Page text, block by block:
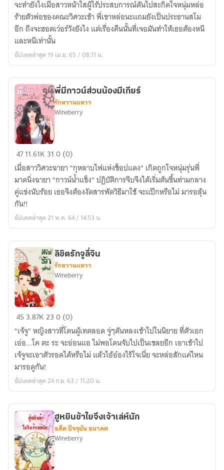
(มี
ebook)
จะทำยังไงเมื่อสาวหน้าใสผู้ไร้ประสบการณ์ดันไปสะกิดใจหนุ่มหล่อ
ร้ายตัวพ่อของคณะวิศวะเข้า พี่เขาหล่อนะแถมยังเป็นประธานสโม
อีก ถึงจะฮอตเว่อร์วังยังไง แต่เรื่องคืนนั้นที่เจอมันทำให้เธอต้องหนี
และหนีเท่านั้น
อัปเดตล่าสุด 19 เม.ย. 65 / 08:11 น.
พี่
มี
กา
วน์
ส่วน
น้อง
มี
พี่มีกาวน์ส่วนน้องมีเกียร์
รักหวานแหวว
Wineberry
4711.61K 310 (0)
เมื่อสาววิศวะฉายา "กุหลาบไฟแห่งช็อปแดง" เกิดถูกใจหนุ่มรุ่นพี่
มาดนิ่งฉายา "กาวน์น้ำแข็ง" ปฏิบัติการจีบจึงได้เริ่มต้นขึ้นท่ามกลาง
คู่แข่งนับร้อย เธอจึงต้องงัดสารพัดวิธีมาใช้ จะแป๊กหรือไม่ มารอลุ้น
กัน!!
อัปเดตล่าสุด 21 พ.ค. 64 / 14:53 น.
ลิขิต
รัก
จู
ลี่
จิน
ลิขิตรักจูลี่จิน
รักหวานแหวว
Wineberry
45 3.87K230 (0)
"เจ้จู" หญิงสาวที่โดนผู้เทตลอด จู่ๆดันหลงเข้าไปในนิยาย ที่ตัวเอก
เอ่อ...โค ตะ ระ จะอ่อนแอ ไม่พอโดนจับไปเป็นเชลยอีก เอาเข้าไป
เจ้จูจะเอาตัวรอดได้หรือไม่ แล้วไอ้อ๋องไร้ใจเนี่ย จะหล่อสักแค่ไหน
มารอดูกัน!
อัปเดตล่าสุด 24 ก.ย. 63 / 11:20 น.
ฮูหยินข้าใยจึงเจ้าเล่ห์นัก
อดีต ปัจจุบัน อนาคต
Wineberry